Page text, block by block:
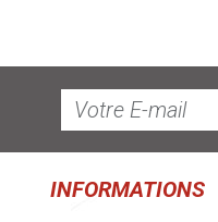
INFORMATIONS